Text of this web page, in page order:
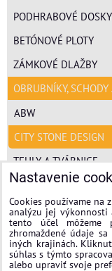
PODHRABOVÉ DOSKY
BETÓNOVÉ PLOTY
ZÁMKOVÉ DLAŽBY
OBRUBNÍKY,
ABW
CITY STONE DESIGN
TEHLY A TVÁRNICE
POLYSTYRÉN
MINERÁLNA VLNA
FASÁDNE OMIETKY
Nastavenie
Cookies používame na
analýzu jej výkonnosti
tento účel
zhromaždené údaje
iných krajinách.
súhlas s týmto
alebo upraviť svoje